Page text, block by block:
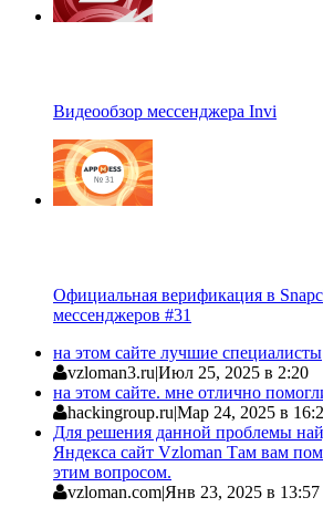
Видеообзор мессенджера Invi
Официальная верификация в
мессенджеров #31
на этом сайте лучшие специалисты
vzloman3.ru|Июл 25, 2025 в 2:20
на этом сайте. мне отлично
hackingroup.ru|Мар 24, 2025 в
Для решения данной проблемы
Яндекса сайт Vzloman Там вам
этим вопросом.
vzloman.com|Янв 23, 2025 в 13:57